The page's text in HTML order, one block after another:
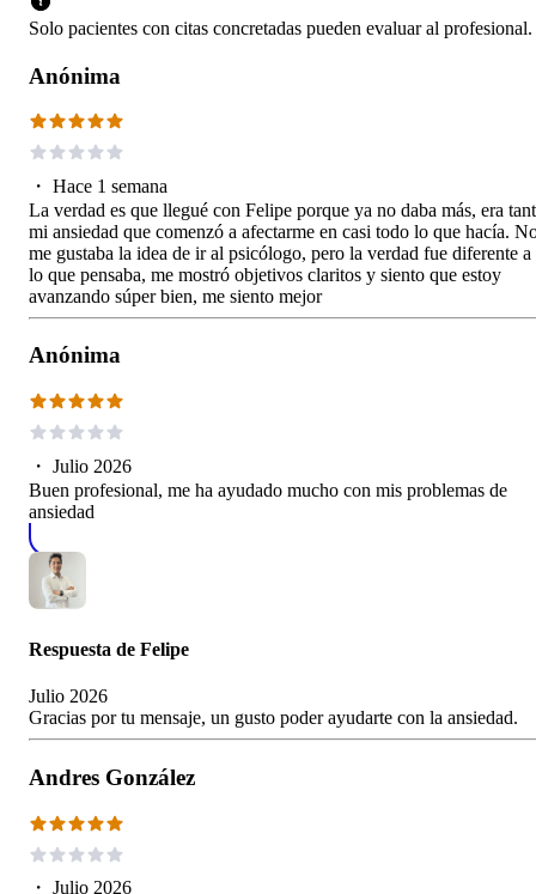
Solo pacientes con citas concretadas pueden evaluar al profesional.
Anónima
・ Hace 1 semana
La verdad es que llegué con Felipe porque ya no daba más, era
mi ansiedad que comenzó a afectarme en casi todo lo que hacía.
me gustaba la idea de ir al psicólogo, pero la verdad fue diferente a
lo que pensaba, me mostró objetivos claritos y siento que estoy
avanzando súper bien, me siento mejor
Anónima
・ Julio 2026
Buen profesional, me ha ayudado mucho con mis problemas de
ansiedad
Respuesta de Felipe
Julio 2026
Gracias por tu mensaje, un gusto poder ayudarte con la ansiedad.
Andres González
・ Julio 2026